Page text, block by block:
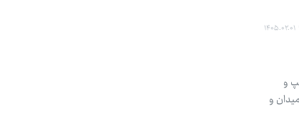
۱۴۰۵.۰۲.۰۱
و
و